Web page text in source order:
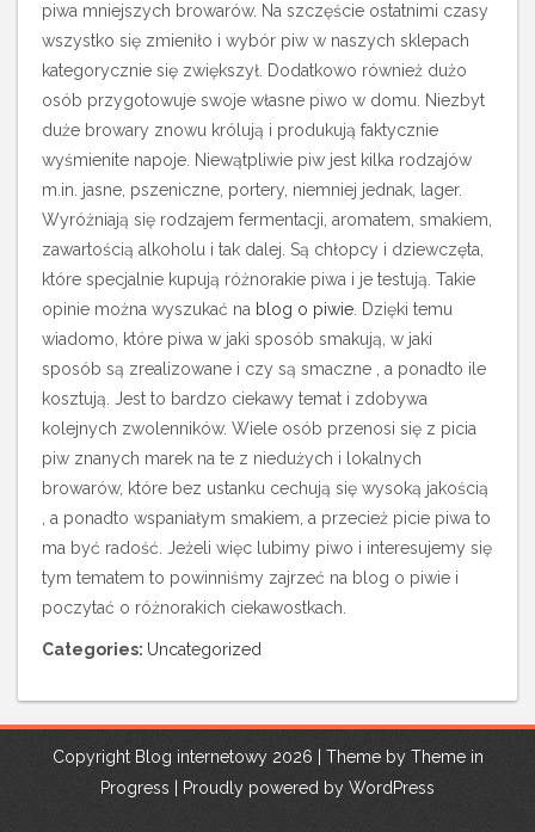
piwa mniejszych browarów. Na szczęście ostatnimi czasy
wszystko się zmieniło i wybór piw w naszych sklepach
kategorycznie się zwiększył. Dodatkowo również dużo
osób przygotowuje swoje własne piwo w domu. Niezbyt
duże browary znowu królują i produkują faktycznie
wyśmienite napoje. Niewątpliwie piw jest kilka rodzajów
m.in. jasne, pszeniczne, portery, niemniej jednak, lager.
Wyróżniają się rodzajem fermentacji, aromatem, smakiem,
zawartością alkoholu i tak dalej. Są chłopcy i dziewczęta,
które specjalnie kupują różnorakie piwa i je testują. Takie
opinie można wyszukać na blog o piwie . Dzięki temu
wiadomo, które piwa w jaki sposób smakują, w jaki
sposób są zrealizowane i czy są smaczne , a ponadto ile
kosztują. Jest to bardzo ciekawy temat i zdobywa
kolejnych zwolenników. Wiele osób przenosi się z picia
piw znanych marek na te z niedużych i lokalnych
browarów, które bez ustanku cechują się wysoką jakością
, a ponadto wspaniałym smakiem, a przecież picie piwa to
ma być radość. Jeżeli więc lubimy piwo i interesujemy się
tym tematem to powinniśmy zajrzeć na blog o piwie i
poczytać o różnorakich ciekawostkach.
Categories: Uncategorized
Copyright Blog internetowy 2026 | Theme by Theme in
Progress
Proudly powered by WordPress